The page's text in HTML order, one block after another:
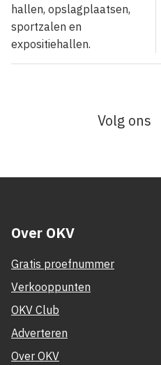
hallen, opslagplaatsen,
sportzalen en
expositiehallen.
Volg ons
Over OKV
Gratis proefnummer
Verkooppunten
OKV Club
Adverteren
Over OKV